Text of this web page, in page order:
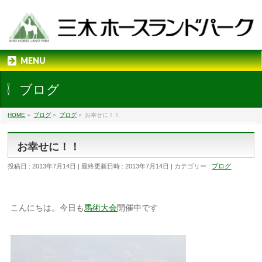
MENU
ブログ
HOME » ブログ » ブログ » お幸せに！！
お幸せに！！
投稿日 : 2013年7月14日 最終更新日時 : 2013年7月14日 カテゴリー : ブログ
こんにちは。今日も馬術大会開催中です